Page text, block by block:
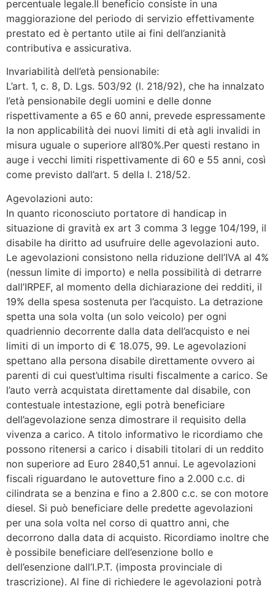
percentuale legale.Il beneficio consiste in una
maggiorazione del periodo di servizio effettivamente
prestato ed è pertanto utile ai fini dell’anzianità
contributiva e assicurativa.
Invariabilità dell’età pensionabile:
L’art. 1, c. 8, D. Lgs. 503/92 (l. 218/92), che ha innalzato
l’età pensionabile degli uomini e delle donne
rispettivamente a 65 e 60 anni, prevede espressamente
la non applicabilità dei nuovi limiti di età agli invalidi in
misura uguale o superiore all’80%.Per questi restano in
auge i vecchi limiti rispettivamente di 60 e 55 anni, così
come previsto dall’art. 5 della l. 218/52.
Agevolazioni auto:
In quanto riconosciuto portatore di handicap in
situazione di gravità ex art 3 comma 3 legge 104/199, il
disabile ha diritto ad usufruire delle agevolazioni auto.
Le agevolazioni consistono nella riduzione dell’IVA al 4%
(nessun limite di importo) e nella possibilità di detrarre
dall’IRPEF, al momento della dichiarazione dei redditi, il
19% della spesa sostenuta per l’acquisto. La detrazione
spetta una sola volta (un solo veicolo) per ogni
quadriennio decorrente dalla data dell’acquisto e nei
limiti di un importo di € 18.075, 99. Le agevolazioni
spettano alla persona disabile direttamente ovvero ai
parenti di cui quest’ultima risulti fiscalmente a carico. Se
l’auto verrà acquistata direttamente dal disabile, con
contestuale intestazione, egli potrà beneficiare
dell’agevolazione senza dimostrare il requisito della
vivenza a carico. A titolo informativo le ricordiamo che
possono ritenersi a carico i disabili titolari di un reddito
non superiore ad Euro 2840,51 annui. Le agevolazioni
fiscali riguardano le autovetture fino a 2.000 c.c. di
cilindrata se a benzina e fino a 2.800 c.c. se con motore
diesel. Si può beneficiare delle predette agevolazioni
per una sola volta nel corso di quattro anni, che
decorrono dalla data di acquisto. Ricordiamo inoltre che
è possibile beneficiare dell’esenzione bollo e
dell’esenzione dall’I.P.T. (imposta provinciale di
trascrizione). Al fine di richiedere le agevolazioni potrà